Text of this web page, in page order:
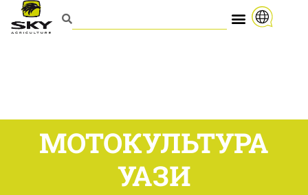
МОТОКУЛЬТУРА
УАЗИ